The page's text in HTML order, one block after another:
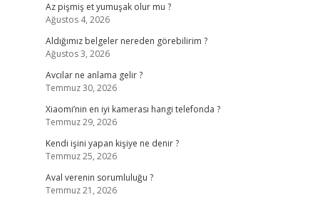
Az pişmiş et yumuşak olur mu ?
Ağustos 4, 2026
Aldığımız belgeler nereden görebilirim ?
Ağustos 3, 2026
Avcılar ne anlama gelir ?
Temmuz 30, 2026
Xiaomi’nin en iyi kamerası hangi telefonda ?
Temmuz 29, 2026
Kendi işini yapan kişiye ne denir ?
Temmuz 25, 2026
Aval verenin sorumluluğu ?
Temmuz 21, 2026